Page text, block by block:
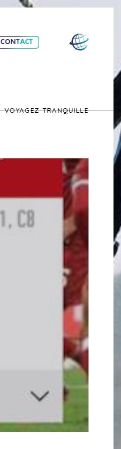
VOYAGEZ TRANQUILLE
CONTACT